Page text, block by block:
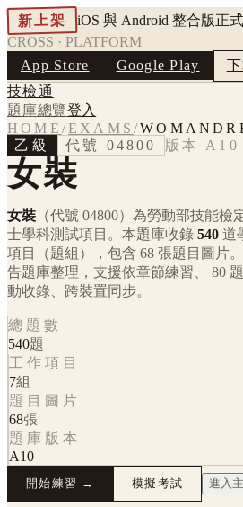
新上架
iOS 與 Android 整合版正
CROSS · PLATFORM
App Store
Google Play
技檢通
題庫總覽登入
HOME /EXAMS/
乙級
代號 04800 版本 A10
女裝
女裝 （代號 04800） 為勞動部技能檢
士學科測試項目。本題庫收錄 540 道
項目（題組），包含 68 張題目圖片
告題庫整理，支援依章節練習、 80
動收錄、跨裝置同步。
總題數
540題
工作項目
7組
題目圖片
68張
題庫版本
A10
開始練習 → 模擬考試 進入